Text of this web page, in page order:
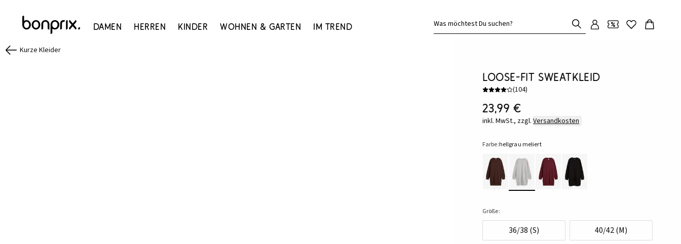
Damen Herren Kinder Wohnen & Garten Im Trend Was möchtest Du suchen?
Kurze Kleider
Loose-fit Sweatkleid
(104)
23,99 €
inkl. MwSt., zzgl. Versandkosten
Farbe:hellgrau meliert
Größe:
36/38 (S) 40/42 (M)